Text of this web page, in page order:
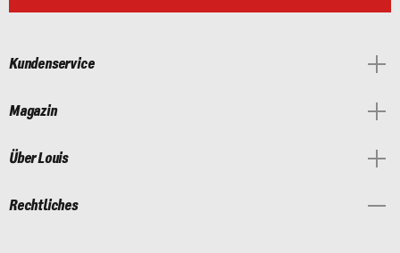
Kundenservice
Magazin
Über Louis
Rechtliches